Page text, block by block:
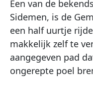
Een van de
Sidemen, is de
een half uurtje
makkelijk zelf te
aangegeven pad
ongerepte poel